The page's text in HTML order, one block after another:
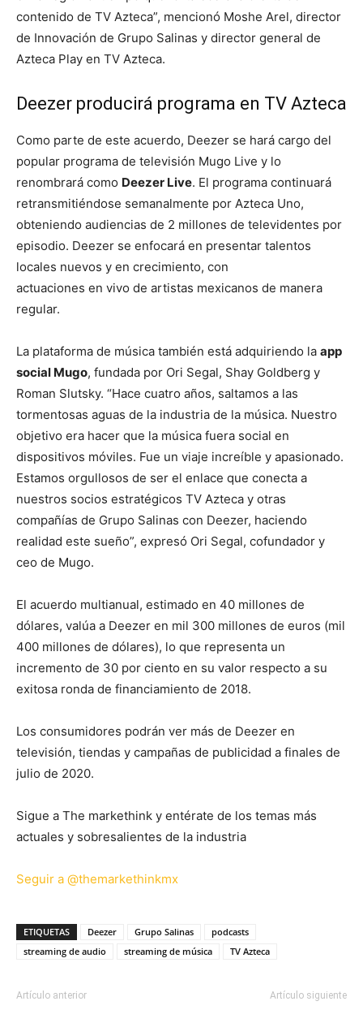
contenido de TV Azteca”, mencionó Moshe Arel, director
de Innovación de Grupo Salinas y director general de
Azteca Play en TV Azteca.
Deezer producirá programa en TV Azteca
Como parte de este acuerdo, Deezer se hará cargo del
popular programa de televisión Mugo Live y lo
renombrará como Deezer Live. El programa continuará
retransmitiéndose semanalmente por Azteca Uno,
obteniendo audiencias de 2 millones de televidentes por
episodio. Deezer se enfocará en presentar talentos
locales nuevos y en crecimiento, con
actuaciones en vivo de artistas mexicanos de manera
regular.
La plataforma de música también está adquiriendo la app
social Mugo, fundada por Ori Segal, Shay Goldberg y
Roman Slutsky. “Hace cuatro años, saltamos a las
tormentosas aguas de la industria de la música. Nuestro
objetivo era hacer que la música fuera social en
dispositivos móviles. Fue un viaje increíble y apasionado.
Estamos orgullosos de ser el enlace que conecta a
nuestros socios estratégicos TV Azteca y otras
compañías de Grupo Salinas con Deezer, haciendo
realidad este sueño”, expresó Ori Segal, cofundador y
ceo de Mugo.
El acuerdo multianual, estimado en 40 millones de
dólares, valúa a Deezer en mil 300 millones de euros (mil
400 millones de dólares), lo que representa un
incremento de 30 por ciento en su valor respecto a su
exitosa ronda de financiamiento de 2018.
Los consumidores podrán ver más de Deezer en
televisión, tiendas y campañas de publicidad a finales de
julio de 2020.
Sigue a The markethink y entérate de los temas más
actuales y sobresalientes de la industria
Seguir a @themarkethinkmx
ETIQUETAS Deezer Grupo Salinas
podcasts
streaming de audio
streaming de música TV Azteca
Artículo anterior Artículo siguiente